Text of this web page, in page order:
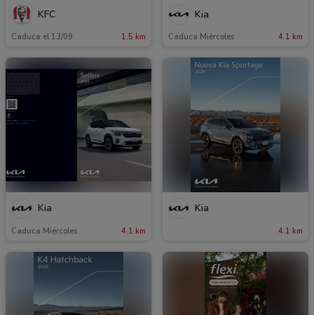
KFC
Caduca el 13/09 1.5 km
Kia
Caduca Miércoles 4.1 km
Kia
Caduca Miércoles 4.1 km
Kia
4.1 km